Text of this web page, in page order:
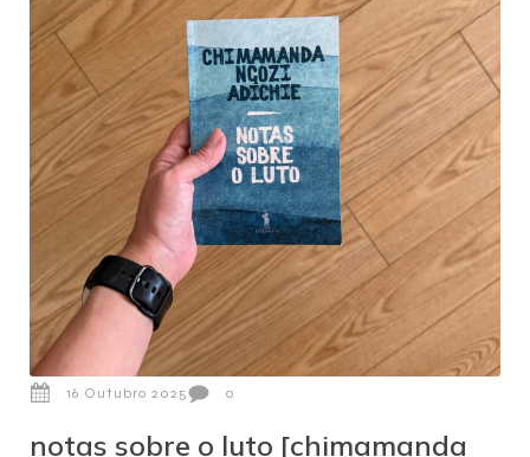
16 Outubro 2025 0
notas sobre o luto [chimamanda